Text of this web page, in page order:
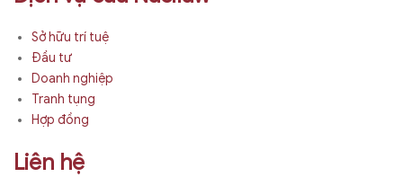
Sở hữu trí tuệ
Đầu tư
Doanh nghiệp
Tranh tụng
Hợp đồng
Liên hệ